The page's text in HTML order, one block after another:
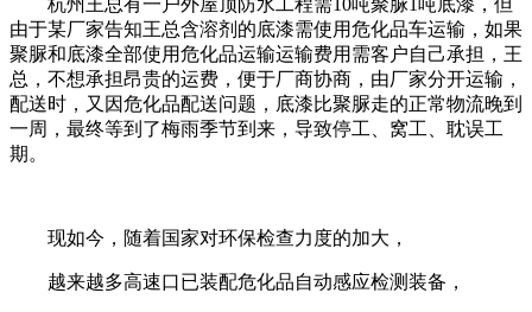
由于某厂家告知王总含溶剂的底漆需使用危化品车运输，如果
聚脲和底漆全部使用危化品运输运输费用需客户自己承担，王
总，不想承担昂贵的运费，便于厂商协商，由厂家分开运输，
配送时，又因危化品配送问题，底漆比聚脲走的正常物流晚到
一周，最终等到了梅雨季节到来，导致停工、窝工、耽误工
期。
现如今，随着国家对环保检查力度的加大，
越来越多高速口已装配危化品自动感应检测装备，